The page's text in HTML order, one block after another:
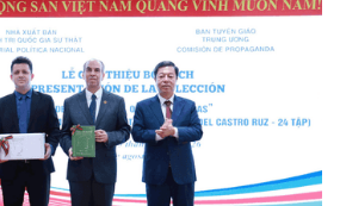
Lễ giới thiệu bộ sách “Tuyển tập các
Tư lệnh Fidel Castro Ruz” gồm 24